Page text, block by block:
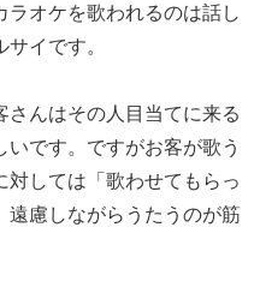
ラオケを歌われるのは話し
イです。
さんはその人目当てに来る
です。ですがお客が歌う
対しては「歌わせてもらっ
遠慮しながらうたうのが筋